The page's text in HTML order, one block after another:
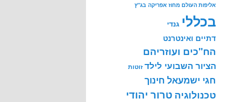
אליפות העולם מחוז אפריקה בג"ץ
בכללי גנדי
דתיים ואינטרנט
הח"כים ועוזריהם
הציור השבועי לילד זוטות
חגי ישמעאל חינוך
טכנולוגיה טרור יהודי